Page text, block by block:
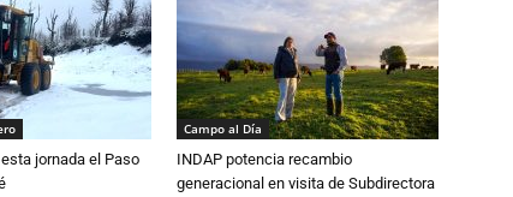
jornada el Paso
Campo al Día
INDAP potencia recambio
generacional en visita de Subdirectora